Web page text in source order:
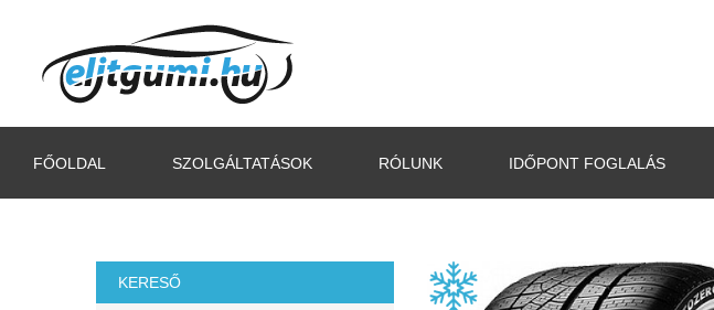
FŐOLDAL SZOLGÁLTATÁSOK RÓLUNK IDŐPONT FOGLALÁS
KERESŐ